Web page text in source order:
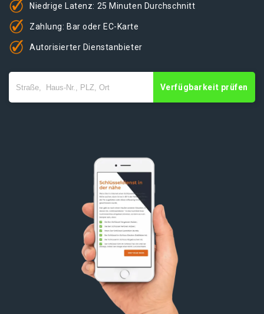
Niedrige Latenz: 25 Minuten Durchschnitt
Zahlung: Bar oder EC-Karte
Autorisierter Dienstanbieter
Verfügbarkeit prüfen